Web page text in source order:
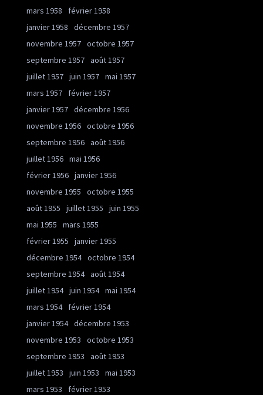
mars 1958
février 1958
janvier 1958
décembre 1957
novembre 1957 octobre 1957
septembre 1957 août 1957
juillet 1957 juin 1957 mai 1957
mars 1957
février 1957
janvier 1957 décembre 1956
novembre 1956 octobre 1956
septembre 1956 août 1956
juillet 1956 mai 1956
février 1956 janvier 1956
novembre 1955
octobre 1955
août 1955
juillet 1955
juin 1955
mai 1955
mars 1955
février 1955
janvier 1955
décembre 1954 octobre 1954
septembre 1954 août 1954
juillet 1954 juin 1954 mai 1954
mars 1954
février 1954
janvier 1954 décembre 1953
novembre 1953
octobre 1953
septembre 1953
août 1953
juillet 1953
juin 1953
mai 1953
mars 1953
février 1953